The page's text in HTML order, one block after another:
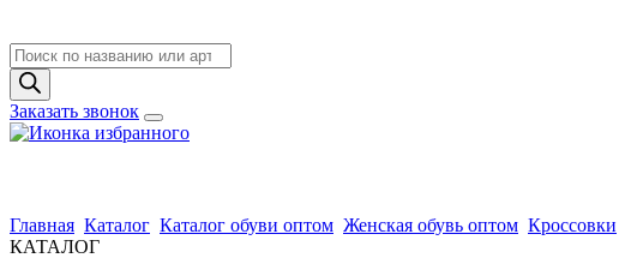
Поиск
товаров
Заказать звонок
Главная Каталог Каталог обуви оптом Женская обувь оптом Кроссовки
КАТАЛОГ